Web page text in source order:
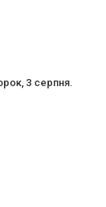
3 серпня.